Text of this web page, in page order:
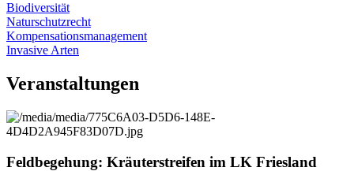
Biodiversität
Naturschutzrecht
Kompensationsmanagement
Invasive Arten
Veranstaltungen
Feldbegehung: Kräuterstreifen im LK Friesland